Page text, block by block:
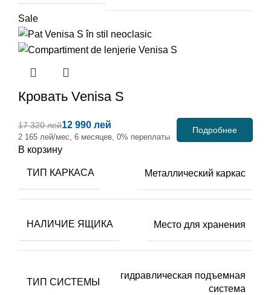
Sale
Кровать Venisa S
17 320 лей12 990 лей
2 165 лей/мес, 6 месяцев, 0% переплаты
Подробнее
В корзину
ТИП КАРКАСА Металлический каркас
НАЛИЧИЕ ЯЩИКА Место для хранения
ТИП СИСТЕМЫ
гидравлическая подъемная
система